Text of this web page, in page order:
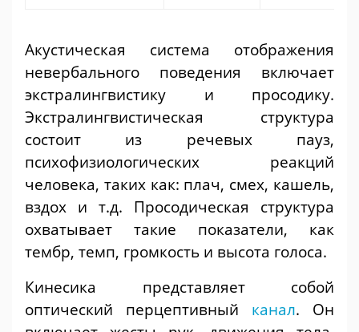
Акустическая система отображения
невербального поведения включает
экстралингвистику и просодику.
Экстралингвистическая структура
состоит из речевых пауз,
психофизиологических реакций
человека, таких как: плач, смех, кашель,
вздох и т.д. Просодическая структура
охватывает такие показатели, как
тембр, темп, громкость и высота голоса.
Кинесика представляет собой
оптический перцептивный канал. Он